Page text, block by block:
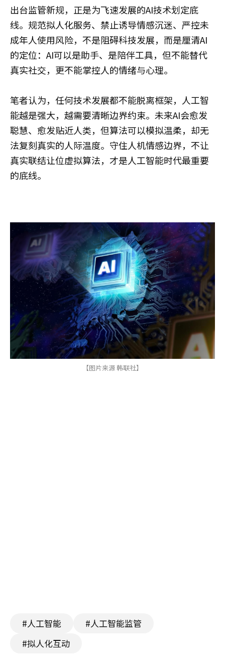
出台监管新规，正是为飞速发展的AI技术划定底
线。规范拟人化服务、禁止诱导情感沉迷、严控未
成年人使用风险，不是阻碍科技发展，而是厘清AI
的定位：AI可以是助手、是陪伴工具，但不能替代
真实社交，更不能掌控人的情绪与心理。
笔者认为，任何技术发展都不能脱离框架，人工智
能越是强大，越需要清晰边界约束。未来AI会愈发
聪慧、愈发贴近人类，但算法可以模拟温柔，却无
法复刻真实的人际温度。守住人机情感边界，不让
真实联结让位虚拟算法，才是人工智能时代最重要
的底线。
【图片来源 韩联社】
#人工智能
#人工智能监管
#拟人化互动